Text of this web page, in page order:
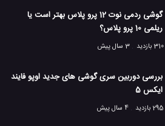
گوشی ردمی نوت 12 پرو پلاس بهتر است یا
ریلمی 10 پرو پلاس؟
310 بازدید
3 سال پیش
بررسی دوربین سری گوشی های جدید اوپو فایند
ایکس 5
295 بازدید
4 سال پیش